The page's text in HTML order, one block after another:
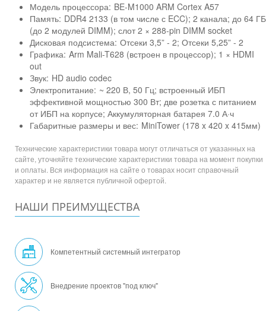
Модель процессора: BE-M1000 ARM Cortex A57
Память: DDR4 2133 (в том числе с ECC); 2 канала; до 64 ГБ
(до 2 модулей DIMM); слот 2 × 288-pin DIMM socket
Дисковая подсистема: Отсеки 3,5” - 2; Отсеки 5,25” - 2
Графика: Arm Mali-T628 (встроен в процессор); 1 × HDMI
out
Звук: HD audio codec
Электропитание: ~ 220 В, 50 Гц; встроенный ИБП
эффективной мощностью 300 Вт; две розетка с питанием
от ИБП на корпусе; Аккумуляторная батарея 7.0 А·ч
Габаритные размеры и вес: MiniTower (178 x 420 x 415мм)
Технические характеристики товара могут отличаться от указанных на
сайте, уточняйте технические характеристики товара на момент покупки
и оплаты. Вся информация на сайте о товарах носит справочный
характер и не является публичной офертой.
НАШИ ПРЕИМУЩЕСТВА
Компетентный системный интегратор
Внедрение проектов "под ключ"